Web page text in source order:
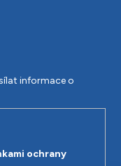
informace o
ochrany